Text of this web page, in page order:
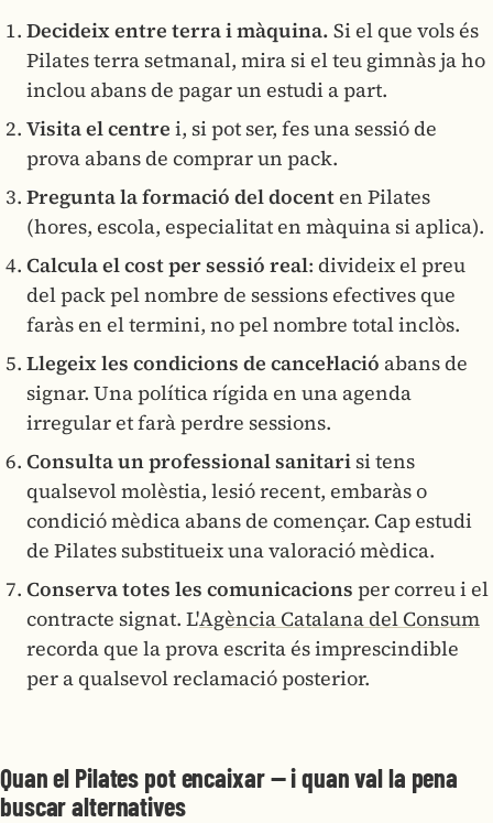
Decideix entre terra i màquina. Si el que vols és
Pilates terra setmanal, mira si el teu gimnàs ja ho
inclou abans de pagar un estudi a part.
Visita el centre i, si pot ser, fes una sessió de
prova abans de comprar un pack.
Pregunta la formació del docenten Pilates
(hores, escola, especialitat en màquina si aplica).
Calcula el cost per sessió real: divideix el preu
del pack pel nombre de sessions efectives que
faràs en el termini, no pel nombre total inclòs.
Llegeix les condicions de cancel·lació abans de
signar. Una política rígida en una agenda
irregular et farà perdre sessions.
Consulta un professional sanitari si tens
qualsevol molèstia, lesió recent, embaràs o
condició mèdica abans de començar. Cap estudi
de Pilates substitueix una valoració mèdica.
Conserva totes les comunicacions per correu i el
contracte signat. L'Agència Catalana del Consum
recorda que la prova escrita és imprescindible
per a qualsevol reclamació posterior.
Quan el Pilates pot encaixar — i quan val la pena
buscar alternatives